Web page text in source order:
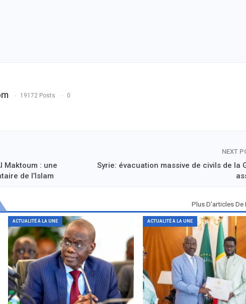
19172 Posts 0
Maktoum : une
de l’Islam
NEXT
Syrie: évacuation massive de civils de la
Plus D'articles De
ACTUALITÉ À LA UNE ACTUALITÉ À LA UNE